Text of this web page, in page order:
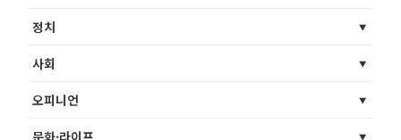
정치
사회
오피니언
문화·라이프